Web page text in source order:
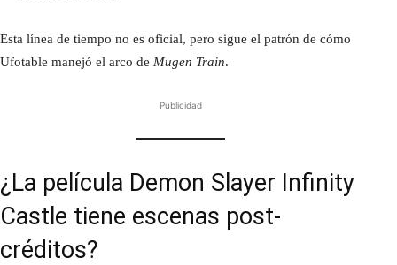
Esta línea de tiempo no es oficial, pero sigue el patrón de cómo
Ufotable manejó el arco de Mugen Train.
Publicidad
¿La película Demon Slayer Infinity
Castle tiene escenas post-
créditos?